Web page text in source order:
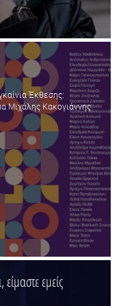
Έκθεσης:
Μιχάλης Κακογιάννης
εμείς